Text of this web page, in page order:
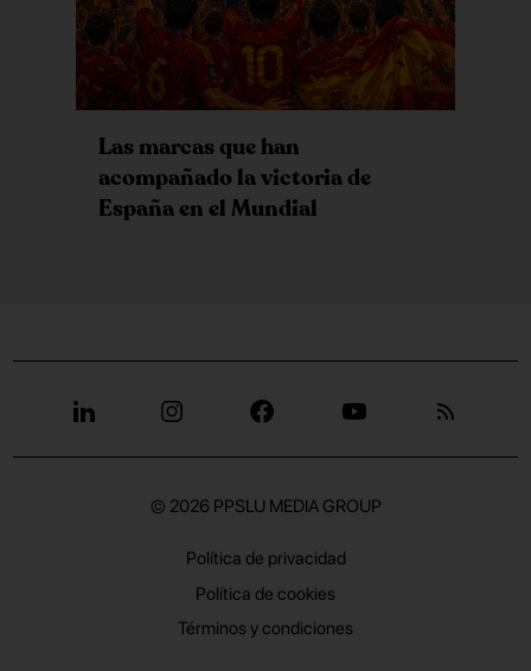
Las marcas que han
acompañado la victoria de
España en el Mundial
© 2026 PPSLU MEDIA GROUP
Política de privacidad
Política de cookies
Términos y condiciones